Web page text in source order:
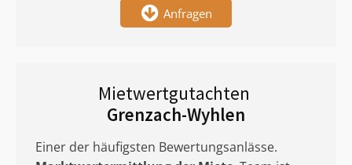
Anfragen
Mietwertgutachten
Grenzach-Wyhlen
Einer der häufigsten Bewertungsanlässe.